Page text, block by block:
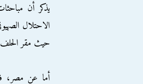
يذكر أن
الاحتلال
حيث مقر الحلف،